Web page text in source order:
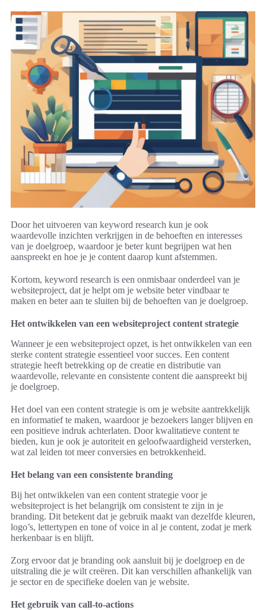
Door het uitvoeren van keyword research kun je ook
waardevolle inzichten verkrijgen in de behoeften en interesses
van je doelgroep, waardoor je beter kunt begrijpen wat hen
aanspreekt en hoe je je content daarop kunt afstemmen.
Kortom, keyword research is een onmisbaar onderdeel van je
websiteproject, dat je helpt om je website beter vindbaar te
maken en beter aan te sluiten bij de behoeften van je doelgroep.
Het ontwikkelen van een websiteproject content strategie
Wanneer je een websiteproject opzet, is het ontwikkelen van een
sterke content strategie essentieel voor succes. Een content
strategie heeft betrekking op de creatie en distributie van
waardevolle, relevante en consistente content die aanspreekt bij
je doelgroep.
Het doel van een content strategie is om je website aantrekkelijk
en informatief te maken, waardoor je bezoekers langer blijven en
een positieve indruk achterlaten. Door kwalitatieve content te
bieden, kun je ook je autoriteit en geloofwaardigheid versterken,
wat zal leiden tot meer conversies en betrokkenheid.
Het belang van een consistente branding
Bij het ontwikkelen van een content strategie voor je
websiteproject is het belangrijk om consistent te zijn in je
branding. Dit betekent dat je gebruik maakt van dezelfde kleuren,
logo’s, lettertypen en tone of voice in al je content, zodat je merk
herkenbaar is en blijft.
Zorg ervoor dat je branding ook aansluit bij je doelgroep en de
uitstraling die je wilt creëren. Dit kan verschillen afhankelijk van
je sector en de specifieke doelen van je website.
Het gebruik van call-to-actions